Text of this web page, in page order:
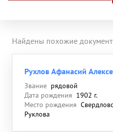
Найдены похожие
Рухлов Афанасий
Звание рядовой
Дата рождения 1902 г.
Место рождения
Руклова